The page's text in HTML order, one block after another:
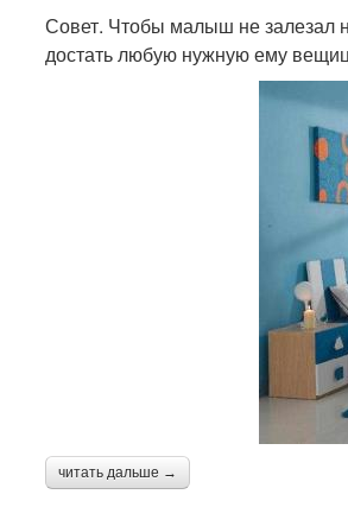
Совет. Чтобы малыш не залезал
достать любую нужную ему
читать дальше →